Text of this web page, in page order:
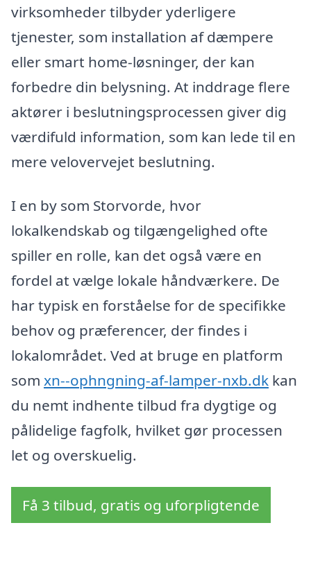
virksomheder tilbyder yderligere
tjenester, som installation af dæmpere
eller smart home-løsninger, der kan
forbedre din belysning. At inddrage flere
aktører i beslutningsprocessen giver dig
værdifuld information, som kan lede til en
mere velovervejet beslutning.
I en by som Storvorde, hvor
lokalkendskab og tilgængelighed ofte
spiller en rolle, kan det også være en
fordel at vælge lokale håndværkere. De
har typisk en forståelse for de specifikke
behov og præferencer, der findes i
lokalområdet. Ved at bruge en platform
som xn--ophngning-af-lamper-nxb.dk kan
du nemt indhente tilbud fra dygtige og
pålidelige fagfolk, hvilket gør processen
let og overskuelig.
Få 3 tilbud, gratis og uforpligtende